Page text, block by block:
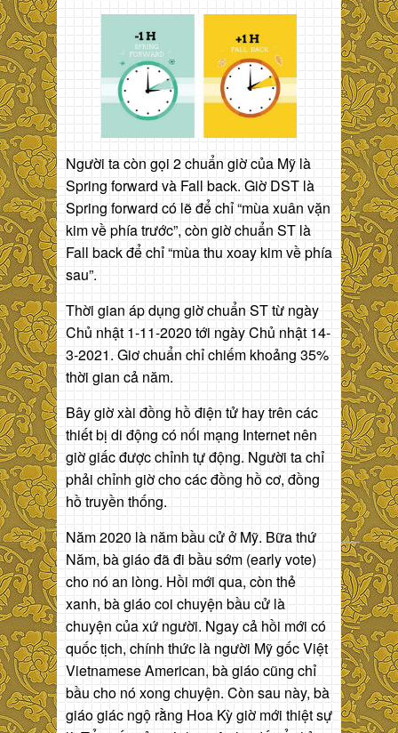
Người ta còn gọi 2 chuẩn giờ của Mỹ là
Spring forward và Fall back. Giờ DST là
Spring forward có lẽ để chỉ “mùa xuân vặn
kim về phía trước”, còn giờ chuẩn ST là
Fall back để chỉ “mùa thu xoay kim về phía
sau”.
Thời gian áp dụng giờ chuẩn ST từ ngày
Chủ nhật 1-11-2020 tới ngày Chủ nhật 14-
3-2021. Giơ chuẩn chỉ chiếm khoảng 35%
thời gian cả năm.
Bây giờ xài đồng hồ điện tử hay trên các
thiết bị di động có nối mạng Internet nên
giờ giấc được chỉnh tự động. Người ta chỉ
phải chỉnh giờ cho các đồng hồ cơ, đồng
hồ truyền thống.
Năm 2020 là năm bầu cử ở Mỹ. Bữa thứ
Năm, bà giáo đã đi bầu sớm (early vote)
cho nó an lòng. Hồi mới qua, còn thẻ
xanh, bà giáo coi chuyện bầu cử là
chuyện của xứ người. Ngay cả hồi mới có
quốc tịch, chính thức là người Mỹ gốc Việt
Vietnamese American, bà giáo cũng chỉ
bầu cho nó xong chuyện. Còn sau này, bà
giáo giác ngộ rằng Hoa Kỳ giờ mới thiệt sự